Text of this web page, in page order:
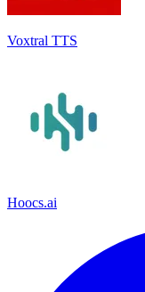
Voxtral TTS
Hoocs.ai